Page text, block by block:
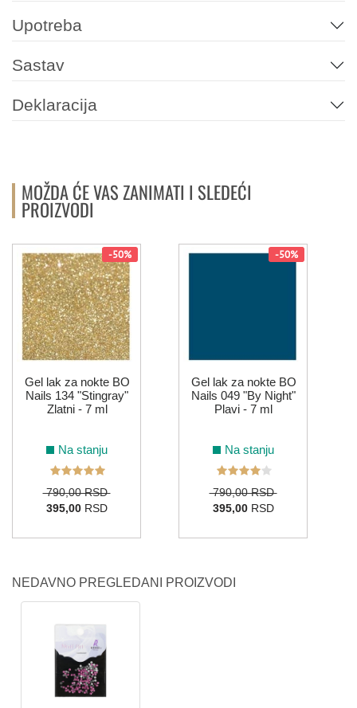
Upotreba
Sastav
Deklaracija
MOŽDA ĆE VAS ZANIMATI I SLEDEĆI
PROIZVODI
-50%
Gel lak za nokte BO
Nails 134 "Stingray"
Zlatni - 7 ml
Na stanju
790,00 RSD
395,00RSD
-50%
Gel lak za nokte BO
Nails 049 "By Night"
Plavi - 7 ml
Na stanju
790,00 RSD
395,00RSD
NEDAVNO PREGLEDANI PROIZVODI